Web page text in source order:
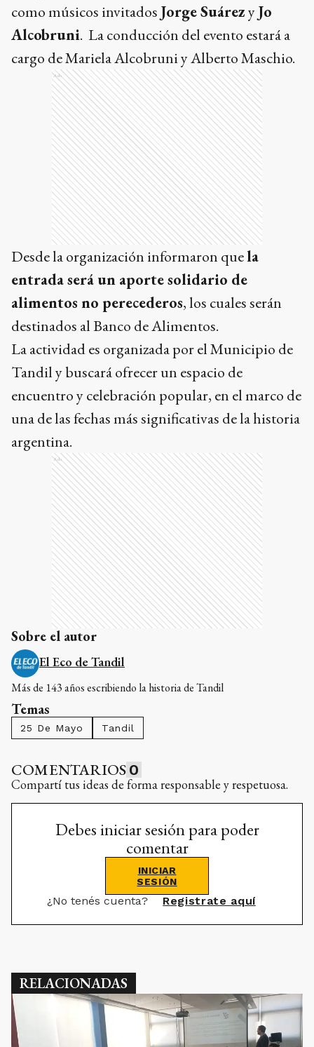
como músicos invitados Jorge SuárezyJo
Alcobruni. La conducción del evento estará a
cargo de Mariela Alcobruni y Alberto Maschio.
Ads
Desde la organización informaron quela
entrada será un aporte solidario de
alimentos no perecederos, los cuales serán
destinados al Banco de Alimentos.
La actividad es organizada por el Municipio de
Tandil y buscará ofrecer un espacio de
encuentro y celebración popular, en el marco de
una de las fechas más significativas de la historia
argentina.
Ads
Sobre el autor
El Eco de Tandil
Más de 143 años escribiendo la historia de Tandil
Temas
25 De Mayo Tandil
COMENTARIOS 0
Compartí tus ideas de forma responsable y respetuosa.
Debes iniciar sesión para poder
comentar
INICIAR
SESIÓN
¿No tenés cuenta? Registrate aquí
RELACIONADAS